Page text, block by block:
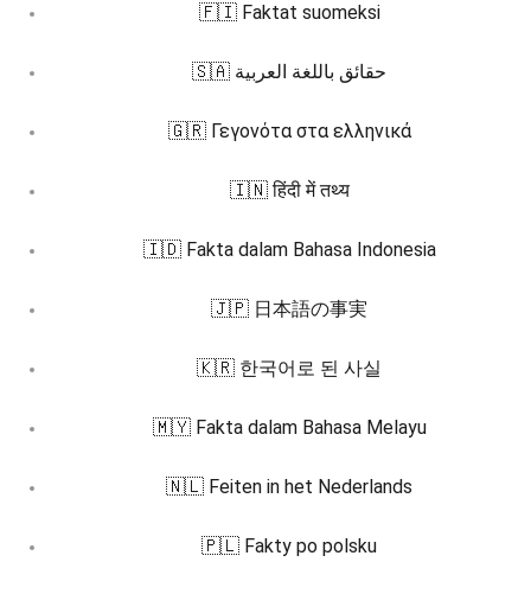
🇫🇮 Faktat suomeksi
🇸🇦 حقائق باللغة العربية
🇬🇷 Γεγονότα στα ελληνικά
🇮🇳 हिंदी में तथ्य
🇮🇩 Fakta dalam Bahasa Indonesia
🇯🇵 日本語の事実
🇰🇷 한국어로 된 사실
🇲🇾 Fakta dalam Bahasa Melayu
🇳🇱 Feiten in het Nederlands
🇵🇱 Fakty po polsku